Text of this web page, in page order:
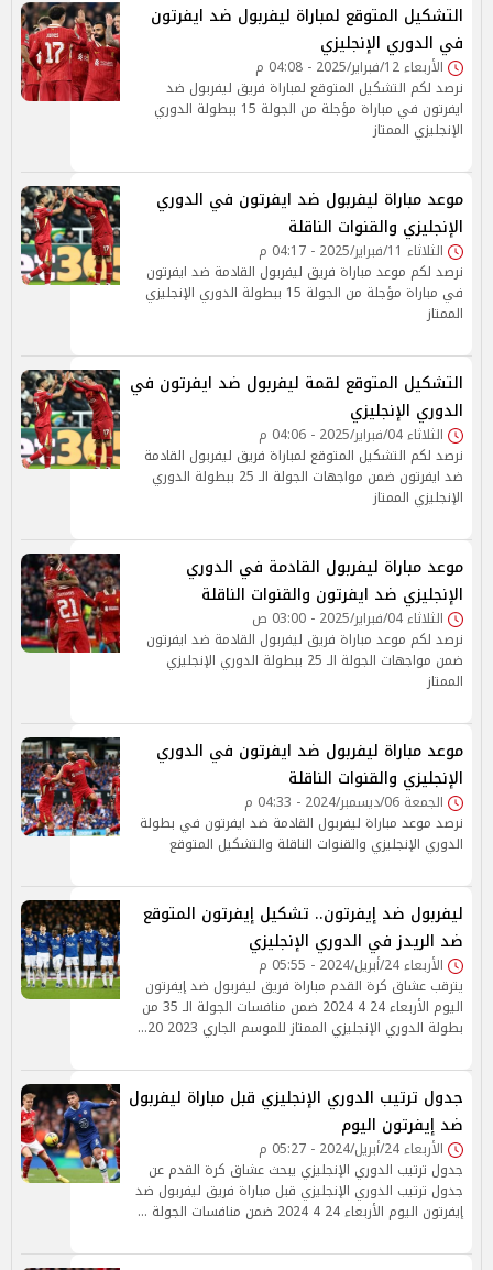
التشكيل المتوقع لمباراة ليفربول ضد ايفرتون
في الدوري الإنجليزي
الأربعاء 12/فبراير/2025 - 04:08 م
نرصد لكم التشكيل المتوقع لمباراة فريق ليفربول ضد
ايفرتون في مباراة مؤجلة من الجولة 15 ببطولة الدوري
الإنجليزي الممتاز
موعد مباراة ليفربول ضد ايفرتون في الدوري
الإنجليزي والقنوات الناقلة
الثلاثاء 11/فبراير/2025 - 04:17 م
نرصد لكم موعد مباراة فريق ليفربول القادمة ضد ايفرتون
في مباراة مؤجلة من الجولة 15 ببطولة الدوري الإنجليزي
الممتاز
التشكيل المتوقع لقمة ليفربول ضد ايفرتون في
الدوري الإنجليزي
الثلاثاء 04/فبراير/2025 - 04:06 م
نرصد لكم التشكيل المتوقع لمباراة فريق ليفربول القادمة
ضد ايفرتون ضمن مواجهات الجولة الـ 25 ببطولة الدوري
الإنجليزي الممتاز
موعد مباراة ليفربول القادمة في الدوري
الإنجليزي ضد ايفرتون والقنوات الناقلة
الثلاثاء 04/فبراير/2025 - 03:00 ص
نرصد لكم موعد مباراة فريق ليفربول القادمة ضد ايفرتون
ضمن مواجهات الجولة الـ 25 ببطولة الدوري الإنجليزي
الممتاز
موعد مباراة ليفربول ضد ايفرتون في الدوري
الإنجليزي والقنوات الناقلة
الجمعة 06/ديسمبر/2024 - 04:33 م
نرصد موعد مباراة ليفربول القادمة ضد ايفرتون في بطولة
الدوري الإنجليزي والقنوات الناقلة والتشكيل المتوقع
ليفربول ضد إيفرتون.. تشكيل إيفرتون المتوقع
ضد الريدز في الدوري الإنجليزي
الأربعاء 24/أبريل/2024 - 05:55 م
يترقب عشاق كرة القدم مباراة فريق ليفربول ضد إيفرتون
اليوم الأربعاء 24 4 2024 ضمن منافسات الجولة الـ 35 من
بطولة الدوري الإنجليزي الممتاز للموسم الجاري 2023 20…
جدول ترتيب الدوري الإنجليزي قبل مباراة ليفربول
ضد إيفرتون اليوم
الأربعاء 24/أبريل/2024 - 05:27 م
جدول ترتيب الدوري الإنجليزي يبحث عشاق كرة القدم عن
جدول ترتيب الدوري الإنجليزي قبل مباراة فريق ليفربول ضد
إيفرتون اليوم الأربعاء 24 4 2024 ضمن منافسات الجولة …